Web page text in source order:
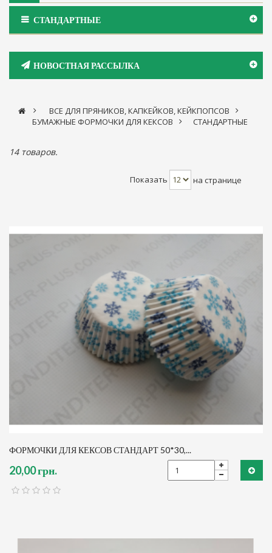
СТАНДАРТНЫЕ
НОВОСТНАЯ РАССЫЛКА
>
ВСЕ ДЛЯ ПРЯНИКОВ, КАПКЕЙКОВ, КЕЙКПОПСОВ
БУМАЖНЫЕ ФОРМОЧКИ ДЛЯ КЕКСОВ > СТАНДАРТНЫЕ
14 товаров.
Показать на странице
ФОРМОЧКИ ДЛЯ КЕКСОВ СТАНДАРТ 50*30,...
20,00 грн.